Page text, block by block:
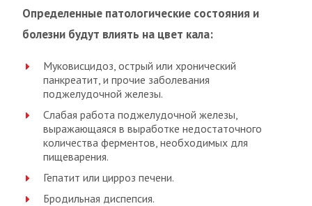
Определенные патологические состояния и
болезни будут влиять на цвет кала:
Муковисцидоз, острый или хронический
панкреатит, и прочие заболевания
поджелудочной железы.
Слабая работа поджелудочной железы,
выражающаяся в выработке недостаточного
количества ферментов, необходимых для
пищеварения.
Гепатит или цирроз печени.
Бродильная диспепсия.